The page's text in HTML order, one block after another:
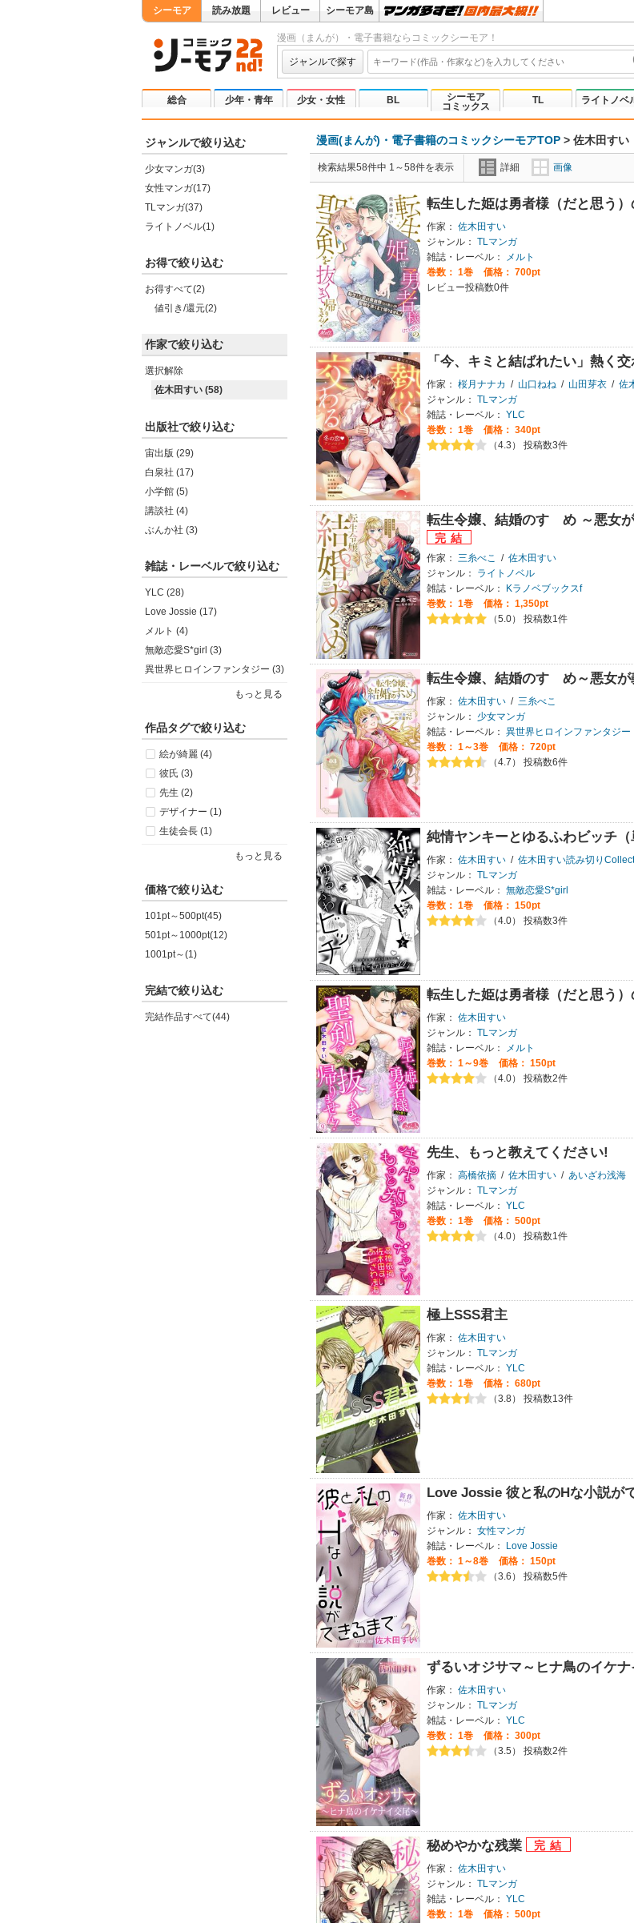
シーモア 読み放題 レビュー シーモア島
漫画（まんが）・電子書籍ならコミックシーモア！
ジャンルで探す
総合 少年・青年 少女・女性 BL
シーモア
コミックス
TL ライトノベ
ジャンルで絞り込む
少女マンガ(3)
女性マンガ(17)
TLマンガ(37)
ライトノベル(1)
お得で絞り込む
お得すべて(2)
値引き/還元(2)
作家で絞り込む
選択解除
佐木田すい (58)
出版社で絞り込む
宙出版 (29)
白泉社 (17)
小学館 (5)
講談社 (4)
ぶんか社 (3)
雑誌・レーベルで絞り込む
YLC (28)
Love Jossie (17)
メルト (4)
無敵恋愛S*girl (3)
異世界ヒロインファンタジー (3)
もっと見る
作品タグで絞り込む
絵が綺麗 (4)
彼氏 (3)
先生 (2)
デザイナー (1)
生徒会長 (1)
もっと見る
価格で絞り込む
101pt～500pt(45)
501pt～1000pt(12)
1001pt～(1)
完結で絞り込む
完結作品すべて(44)
漫画(まんが)・電子書籍のコミックシーモアTOP > 佐木田すい
検索結果58件中 1～58件を表示 詳細 画像
転生した姫は勇者様（だと思う
作家： 佐木田すい
ジャンル： TLマンガ
雑誌・レーベル：
メルト
巻数： 1巻
価格： 700pt
レビュー投稿数0件
「今、キミと結ばれたい」熱く
作家： 桜月ナナカ / 山口ねね / 山田芽衣 / 佐
ジャンル： TLマンガ
雑誌・レーベル： YLC
巻数： 1巻
価格： 340pt
（4.3） 投稿数3件
転生令嬢、結婚のすゝめ ～悪女
作家： 三糸べこ / 佐木田すい
ジャンル：
ライトノベル
雑誌・レーベル：
Kラノベブックスf
巻数： 1巻
価格： 1,350pt
（5.0） 投稿数1件
転生令嬢、結婚のすゝめ～悪女
作家： 佐木田すい / 三糸べこ
ジャンル：
少女マンガ
雑誌・レーベル： 異世界ヒロインファンタジー
巻数： 1～3巻
価格： 720pt
（4.7） 投稿数6件
純情ヤンキーとゆるふわビッチ（
作家： 佐木田すい / 佐木田すい読み切り
ジャンル： TLマンガ
雑誌・レーベル： 無敵恋愛S*girl
巻数： 1巻
価格： 150pt
（4.0） 投稿数3件
転生した姫は勇者様（だと思う
作家： 佐木田すい
ジャンル： TLマンガ
雑誌・レーベル：
メルト
巻数： 1～9巻
価格： 150pt
（4.0） 投稿数2件
先生、もっと教えてください!
作家： 高橋依摘 / 佐木田すい / あいざわ浅海
ジャンル： TLマンガ
雑誌・レーベル： YLC
巻数： 1巻
価格： 500pt
（4.0） 投稿数1件
極上SSS君主
作家： 佐木田すい
ジャンル： TLマンガ
雑誌・レーベル： YLC
巻数： 1巻
価格： 680pt
（3.8） 投稿数13件
Love Jossie 彼と私のHな小説が
作家： 佐木田すい
ジャンル： 女性マンガ
雑誌・レーベル：
Love Jossie
巻数： 1～8巻
価格： 150pt
（3.6） 投稿数5件
ずるいオジサマ～ヒナ鳥のイケナ
作家： 佐木田すい
ジャンル： TLマンガ
雑誌・レーベル： YLC
巻数： 1巻
価格： 300pt
（3.5） 投稿数2件
秘めやかな残業
作家： 佐木田すい
ジャンル： TLマンガ
雑誌・レーベル： YLC
巻数： 1巻
価格： 500pt